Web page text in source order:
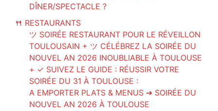
DÎNER/SPECTACLE ?
🍴 RESTAURANTS
ツ SOIRÉE RESTAURANT POUR LE RÉVEILLON
TOULOUSAIN + ツ CÉLÉBREZ LA SOIRÉE DU
NOUVEL AN 2026 INOUBLIABLE À TOULOUSE
+ ✓ SUIVEZ LE GUIDE : RÉUSSIR VOTRE
SOIRÉE DU 31 À TOULOUSE :
A EMPORTER PLATS & MENUS ➔ SOIRÉE DU
NOUVEL AN 2026 À TOULOUSE